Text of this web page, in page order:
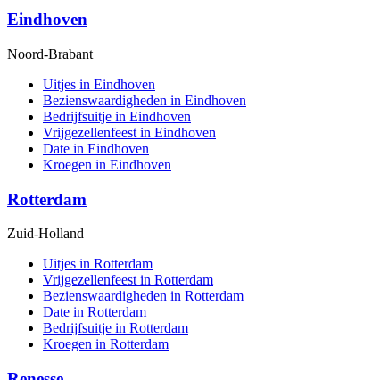
Eindhoven
Noord-Brabant
Uitjes in Eindhoven
Bezienswaardigheden in Eindhoven
Bedrijfsuitje in Eindhoven
Vrijgezellenfeest in Eindhoven
Date in Eindhoven
Kroegen in Eindhoven
Rotterdam
Zuid-Holland
Uitjes in Rotterdam
Vrijgezellenfeest in Rotterdam
Bezienswaardigheden in Rotterdam
Date in Rotterdam
Bedrijfsuitje in Rotterdam
Kroegen in Rotterdam